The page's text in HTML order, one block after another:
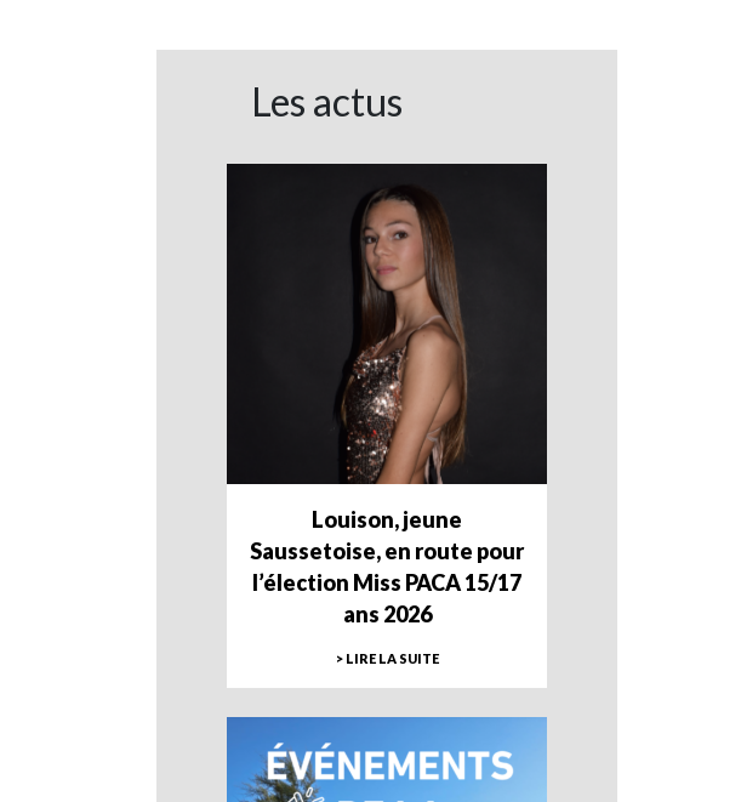
Les actus
Louison, jeune
Saussetoise, en route pour
l’élection Miss PACA 15/17
ans 2026
> LIRE LA SUITE